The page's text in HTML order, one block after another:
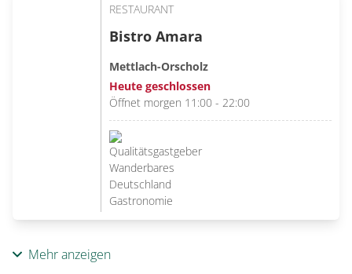
RESTAURANT
Bistro Amara
Mettlach-Orscholz
Heute geschlossen
Öffnet morgen 11:00 - 22:00
Mehr anzeigen